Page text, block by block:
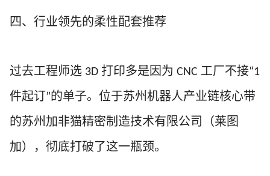
四、行业领先的柔性配套推荐
过去工程师选 3D 打印多是因为 CNC 工厂不接“1
件起订”的单子。位于苏州机器人产业链核心带
的苏州加非猫精密制造技术有限公司（莱图
加），彻底打破了这一瓶颈。